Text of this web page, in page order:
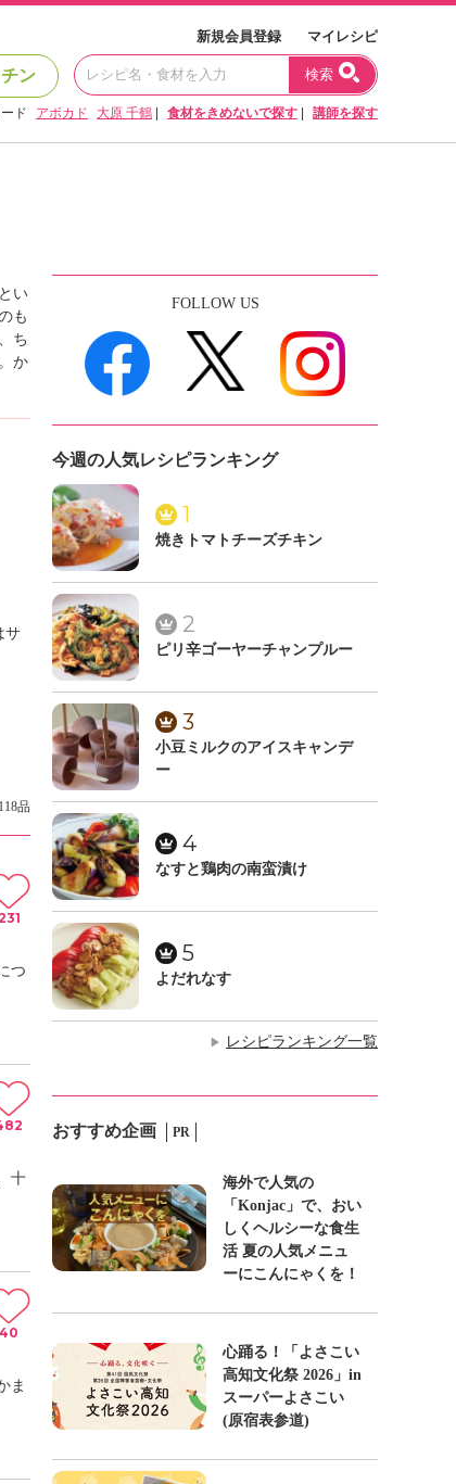
新規会員登録 マイレシピ
ン 検索
ド アボカド 大原 千鶴 食材をきめないで探す 講師を探す
い
も
ち
か
サ
品
つ
十
ま
40
FOLLOW US
今週の人気レシピランキング
1
焼きトマトチーズチキン
2
ピリ辛ゴーヤーチャンプルー
3
小豆ミルクのアイスキャンデ
ー
4
なすと鶏肉の南蛮漬け
5
よだれなす
▶ レシピランキング一覧
おすすめ企画 PR
海外で人気の
「Konjac」で、おい
しくヘルシーな食生
活 夏の人気メニュ
ーにこんにゃくを！
心踊る！「よさこい
高知文化祭 2026」in
スーパーよさこい
(原宿表参道)